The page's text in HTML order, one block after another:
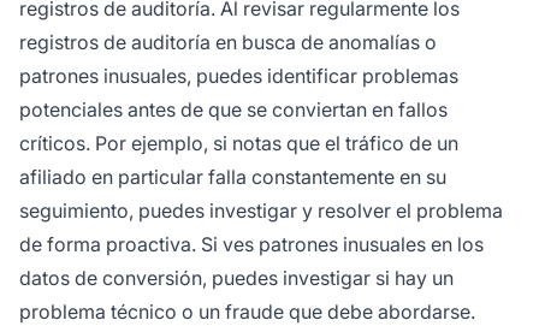
registros de auditoría. Al revisar regularmente los
registros de auditoría en busca de anomalías o
patrones inusuales, puedes identificar problemas
potenciales antes de que se conviertan en fallos
críticos. Por ejemplo, si notas que el tráfico de un
afiliado en particular falla constantemente en su
seguimiento, puedes investigar y resolver el problema
de forma proactiva. Si ves patrones inusuales en los
datos de conversión, puedes investigar si hay un
problema técnico o un fraude que debe abordarse.